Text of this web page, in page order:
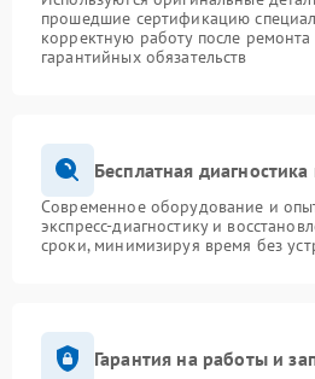
прошедшие сертификацию
корректную работу после
гарантийных обязательств
Бесплатная
Современное оборудование и
экспресс-диагностику и
сроки, минимизируя время без
Гарантия на работы и